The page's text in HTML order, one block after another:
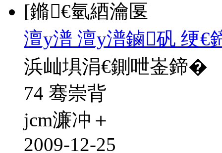
[鏅€氫綇瀹匽
澶у潽 澶у潽鏀矾 绠
浜屾埧涓€鍘呭崟鍗�
74 骞崇背
jcm濂冲＋
2009-12-25